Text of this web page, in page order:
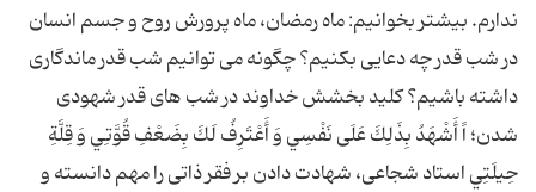
ندارم. بیشتر بخوانیم: ماه رمضان، ماه پرورش روح و جسم انسان
در شب قدر چه دعایی بکنیم؟ چگونه می توانیم شب قدر ماندگاری
داشته باشیم؟ کلید بخشش خداوند در شب های قدر شهودی
شدن؛ اً أَشْهَدُ بِذَلِكَ عَلَى نَفْسِي وَ أَعْتَرِفُ لَكَ بِضَعْفِ قُوَّتِي وَ قِلَّةِ
حِيلَتِي استاد شجاعی، شهادت دادن بر فقر ذاتی را مهم دانسته و